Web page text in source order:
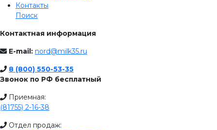
Контакты
Поиск
Контактная информация
E-mail: nord@milk35.ru
8 (800) 550-53-35
Звонок по РФ бесплатный
Приемная:
(81755) 2-16-38
Отдел продаж: